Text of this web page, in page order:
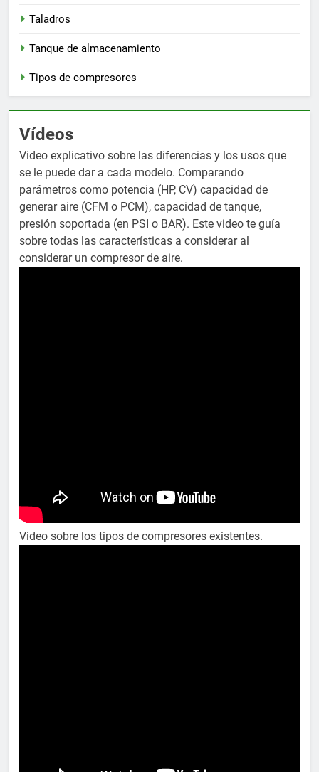
Taladros
Tanque de almacenamiento
Tipos de compresores
Vídeos
Video explicativo sobre las diferencias y los usos que
se le puede dar a cada modelo. Comparando
parámetros como potencia (HP, CV) capacidad de
generar aire (CFM o PCM), capacidad de tanque,
presión soportada (en PSI o BAR). Este video te guía
sobre todas las características a considerar al
considerar un compresor de aire.
Video sobre los tipos de compresores existentes.